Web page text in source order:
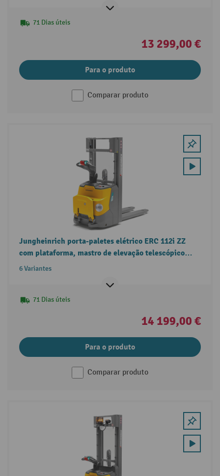
71 Dias úteis
13 299,00 €
Para o produto
Comparar produto
Jungheinrich porta-paletes elétrico ERC 112i ZZ
com plataforma, mastro de elevação telescópico
duplo, capacidade de carga 1.200 kg
6 Variantes
71 Dias úteis
14 199,00 €
Para o produto
Comparar produto